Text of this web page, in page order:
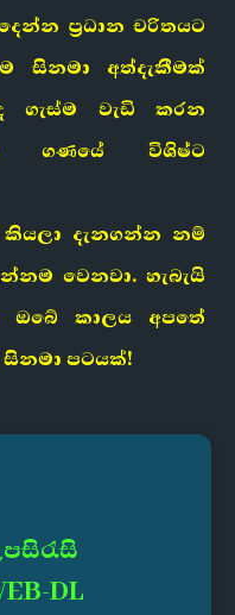
ප්‍රධාන චරිතයට
සිනමා අත්දැකීමක්
ගැස්ම වැඩි කරන
ගණයේ විශිෂ්ට
දැනගන්න නම්
වෙනවා. හැබැයි
කාලය අපතේ
පටයක්!
DL